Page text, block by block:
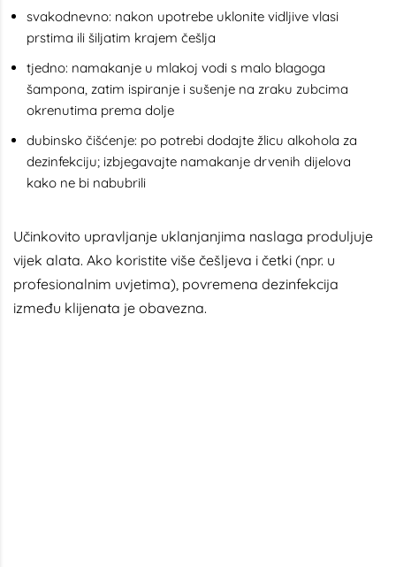
svakodnevno: nakon upotrebe uklonite vidljive vlasi
prstima ili šiljatim krajem češlja
tjedno: namakanje u mlakoj vodi s malo blagoga
šampona, zatim ispiranje i sušenje na zraku zubcima
okrenutima prema dolje
dubinsko čišćenje: po potrebi dodajte žlicu alkohola za
dezinfekciju; izbjegavajte namakanje drvenih dijelova
kako ne bi nabubrili
Učinkovito upravljanje uklanjanjima naslaga produljuje
vijek alata. Ako koristite više češljeva i četki (npr. u
profesionalnim uvjetima), povremena dezinfekcija
između klijenata je obavezna.